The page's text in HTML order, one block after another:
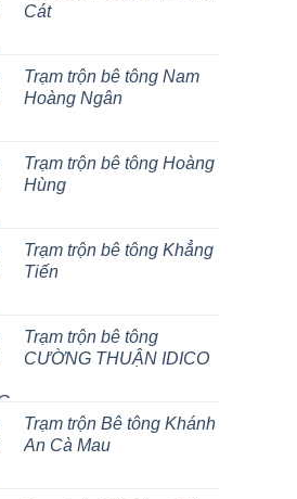
Cát
Trạm trộn bê tông Nam
Hoàng Ngân
Trạm trộn bê tông Hoàng
Hùng
Trạm trộn bê tông Khẳng
Tiến
Trạm trộn bê tông
CƯỜNG THUẬN IDICO
Trạm trộn Bê tông Khánh
An Cà Mau